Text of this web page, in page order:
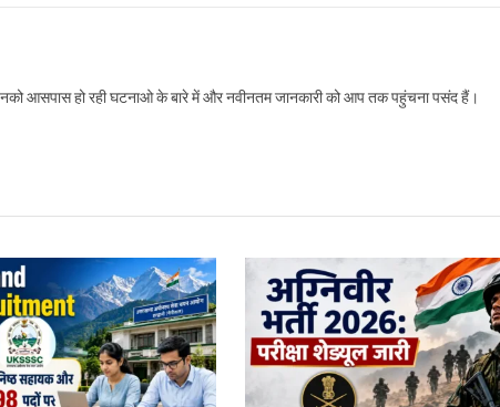
आसपास हो रही घटनाओ के बारे में और नवीनतम जानकारी को आप तक पहुंचना पसंद हैं।